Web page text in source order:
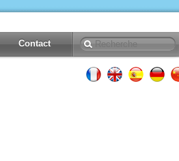
Contact